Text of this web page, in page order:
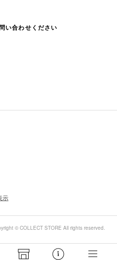
い合わせください
示
© COLLECT STORE All rights reserved.